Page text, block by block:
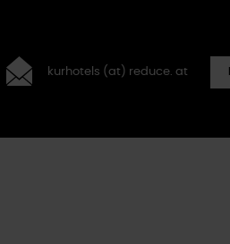
kurhotels (at) reduce. at